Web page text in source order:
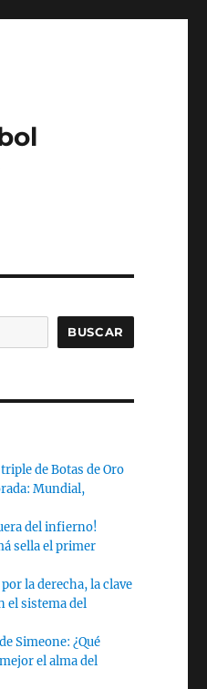
BUSCAR
de Botas de Oro
Mundial,
del infierno!
sella el primer
la derecha, la clave
el sistema del
Simeone: ¿Qué
el alma del